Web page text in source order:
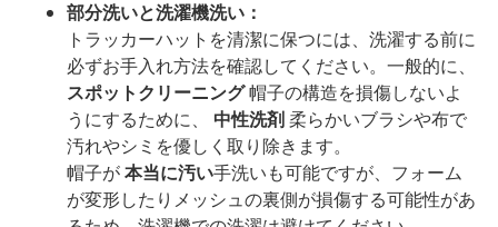
部分洗いと洗濯機洗い：
トラッカーハットを清潔に保つには、洗濯する前に
必ずお手入れ方法を確認してください。一般的に、
スポットクリーニング帽子の構造を損傷しないよ
うにするために、 中性洗剤柔らかいブラシや布で
汚れやシミを優しく取り除きます。
帽子が本当に汚い手洗いも可能ですが、フォーム
が変形したりメッシュの裏側が損傷する可能性があ